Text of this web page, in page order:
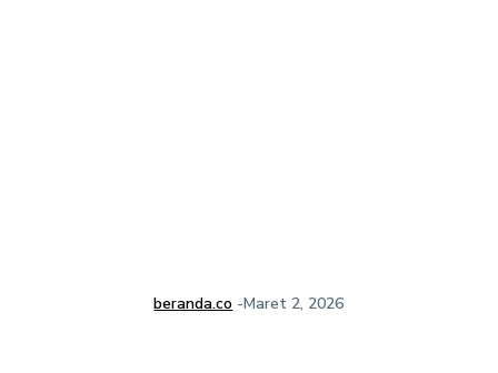
beranda.co -Maret 2, 2026